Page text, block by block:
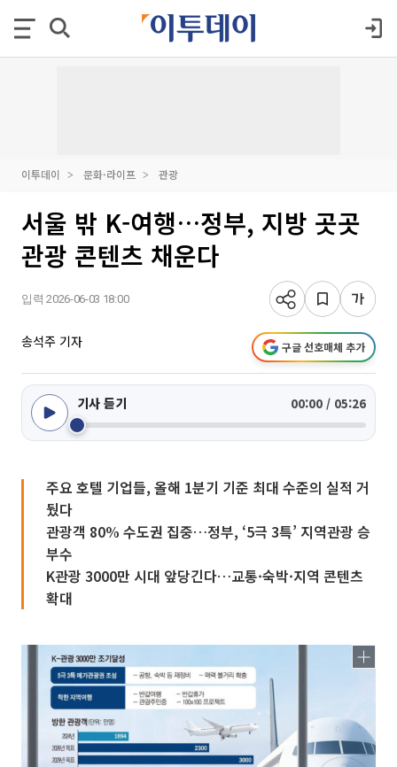
이투데이 문화·라이프 관광
서울 밖 K-여행…정부, 지방 곳곳
관광 콘텐츠 채운다
입력 2026-06-03 18:00
송석주 기자 구글 선호매체 추가
기사 듣기 00:00 / 05:26
주요 호텔 기업들, 올해 1분기 기준 최대 수준의 실적 거
뒀다
관광객 80% 수도권 집중…정부, ‘5극 3특’ 지역관광 승
부수
K관광 3000만 시대 앞당긴다…교통·숙박·지역 콘텐츠
확대